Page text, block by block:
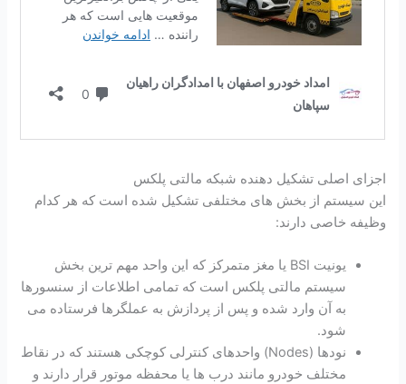
اجزای اصلی تشکیل دهنده شبکه مالتی پلکس
این سیستم از بخش های مختلفی تشکیل شده است که هر کدام
وظیفه خاصی دارند:
یونیت BSI یا مغز متمرکز که این واحد مهم ترین بخش
سیستم مالتی پلکس است که تمامی اطلاعات از سنسورها
به آن وارد شده و پس از پردازش به عملگرها فرستاده می
شود.
نودها (Nodes) واحدهای کنترلی کوچکی هستند که در نقاط
مختلف خودرو مانند درب ها یا محفظه موتور قرار دارند و